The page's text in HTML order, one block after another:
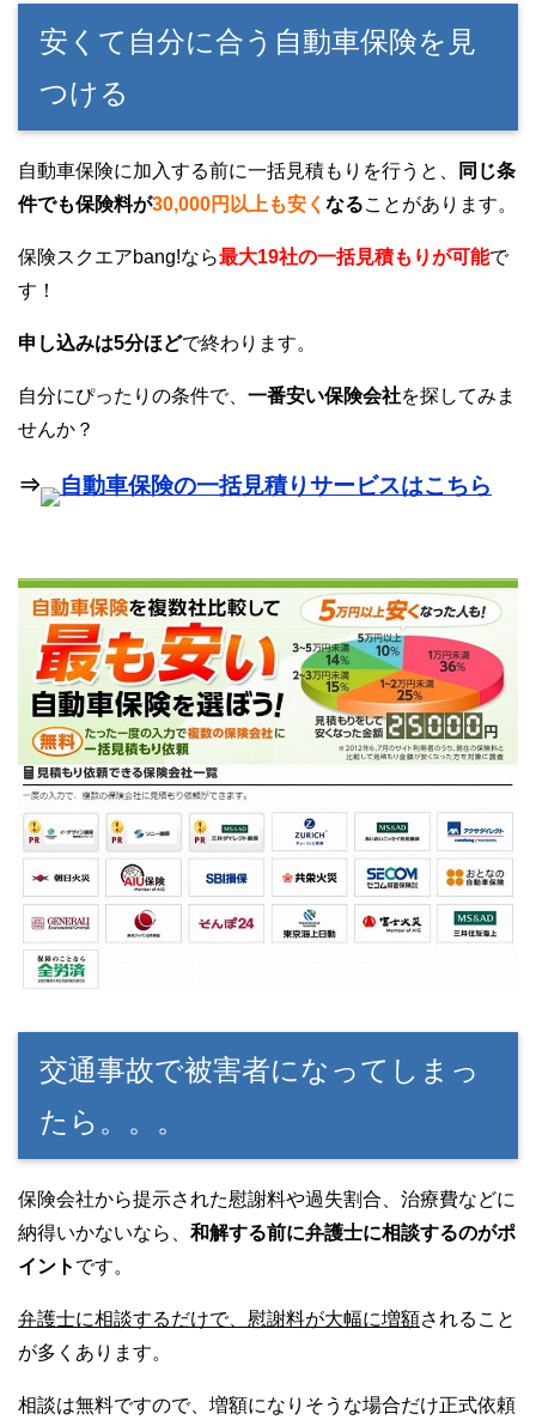
安くて自分に合う自動車保険を見
つける
自動車保険に加入する前に一括見積もりを行うと、
同じ条
件でも保険料が30,000円以上も安く なることがあります。
保険スクエアbang!なら最大19社の一括見積もりが可能で
す！
申し込みは5分ほどで終わります。
自分にぴったりの条件で、 一番安い保険会社を探してみま
せんか？
⇒ 自動車保険の一括見積りサービスはこちら
交通事故で被害者になってしまっ
たら。。。
保険会社から提示された慰謝料や過失割合、治療費などに
納得いかないなら、 和解する前に弁護士に相談するのがポ
イント です。
弁護士に相談するだけで、慰謝料が大幅に増額されること
が多くあります。
相談は無料ですので、増額になりそうな場合だけ正式依頼